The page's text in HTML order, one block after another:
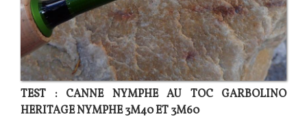
TEST : CANNE NYMPHE AU TOC GARBOLINO
HERITAGE NYMPHE 3M40 ET 3M60